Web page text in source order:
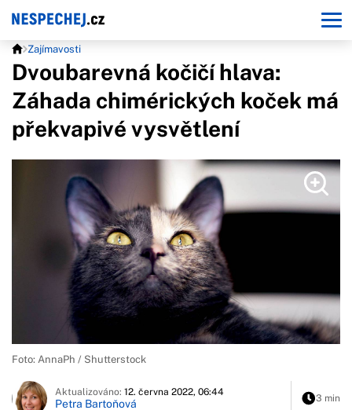
Zajímavosti
Dvoubarevná kočičí hlava:
Záhada chimérických koček má
překvapivé vysvětlení
Foto: AnnaPh / Shutterstock
Aktualizováno: 12. června 2022, 06:44
Petra Bartoňová 3 min